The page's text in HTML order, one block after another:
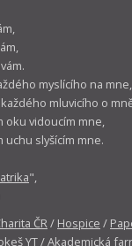
myslícího na mne,
mluvicího o
oku vidoucím mne,
uchu slyšícím mne.
",
ČR/ Hospice /
YT/Akademická